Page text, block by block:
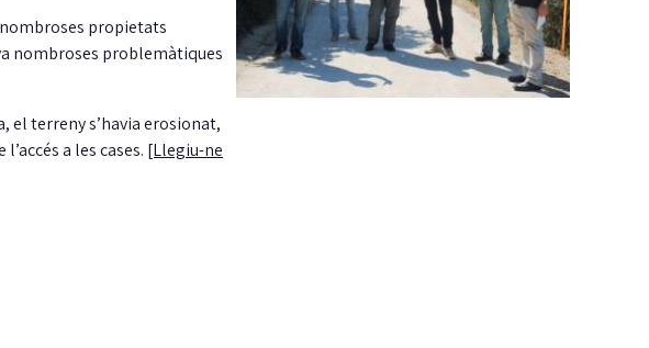
propietats
nombroses problemàtiques
el terreny s’havia erosionat,
a les cases. [Llegiu-ne